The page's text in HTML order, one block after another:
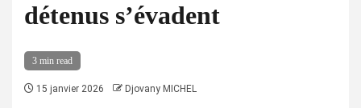
détenus s’évadent
3 min read
15 janvier 2026 Djovany MICHEL